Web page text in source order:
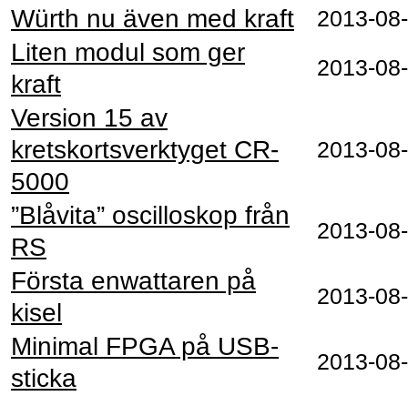
Würth nu även med kraft 2013-
Liten modul som ger
kraft
2013-
Version 15 av
kretskortsverktyget CR-
5000
2013-
”Blåvita” oscilloskop från
RS
2013-
Första enwattaren på
kisel
2013-
Minimal FPGA på USB-
sticka
2013-